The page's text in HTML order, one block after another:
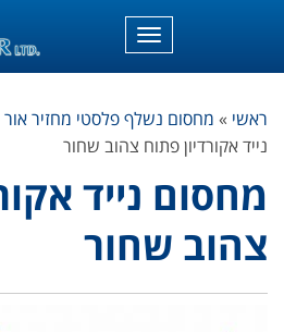
תפריט
ראשי » מחסום נשלף פלסטי מחזיר
נייד אקורדיון פתוח צהוב שחור
מחסום נייד
צהוב שחור